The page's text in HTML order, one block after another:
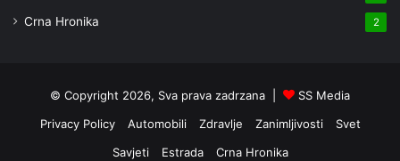
Crna Hronika 2
© Copyright 2026, Sva prava zadrzana |
SS Media
Privacy Policy
Automobili Zdravlje Zanimljivosti
Svet
Savjeti
Estrada Crna Hronika